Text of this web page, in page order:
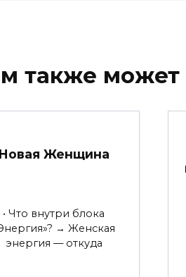
также может
Новая Женщина
• Что внутри блока
→ Женская
энергия — откуда